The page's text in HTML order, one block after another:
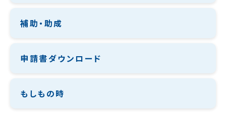
補助・助成
申請書ダウンロード
もしもの時